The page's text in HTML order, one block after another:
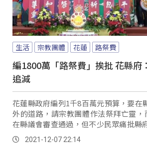
生活 宗教團體 花蓮 路祭費
編1800萬「路祭費」挨批 花縣府
追減
花蓮縣政府編列1千8百萬元預算，要在
外的道路，請宗教團體作法祭拜亡靈
在縣議會審查通過，但不少民眾痛批縣
改善交通。
2021-12-07 22:14